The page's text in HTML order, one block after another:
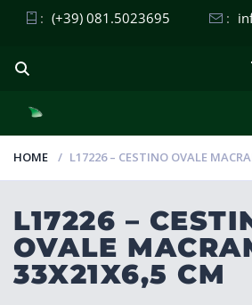
: (+39) 081.5023695 :
HOME L17226 – CESTINO OVALE
L17226 –
OVALE
33X21X6,5 CM